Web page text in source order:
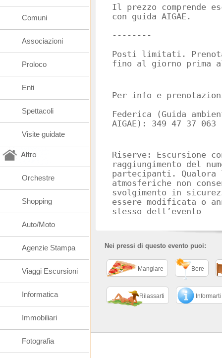
Il prezzo comprende
con guida AIGAE.
--------
Posti limitati.
fino al giorno prima
Per info e
Federica (Guida
AIGAE): 349 47 37 063
Riserve: Escursione
raggiungimento del
partecipanti.
atmosferiche non
svolgimento in
essere modificata o
stesso dell’evento
Nei pressi di questo evento puoi:
Mangiare Bere
Rilassarti Informarti
Comuni
Associazioni
Proloco
Enti
Spettacoli
Visite guidate
Altro
Orchestre
Shopping
Auto/Moto
Agenzie Stampa
Viaggi Escursioni
Informatica
Immobiliari
Fotografia